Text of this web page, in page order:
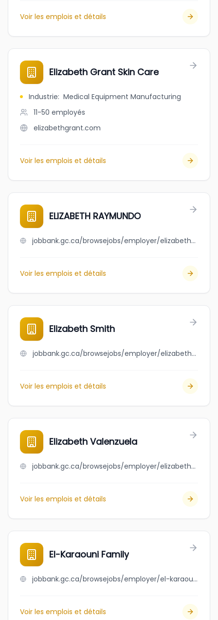
Voir les emplois et détails
Elizabeth Grant Skin Care
Industrie: Medical Equipment Manufacturing
11-50 employés
elizabethgrant.com
Voir les emplois et détails
ELIZABETH RAYMUNDO
jobbank.gc.ca/browsejobs/employer/elizabeth+raymundo/ca
Voir les emplois et détails
Elizabeth Smith
jobbank.gc.ca/browsejobs/employer/elizabeth+smith/ca
Voir les emplois et détails
Elizabeth Valenzuela
jobbank.gc.ca/browsejobs/employer/elizabeth+valenzuela/ca
Voir les emplois et détails
El-Karaouni Family
jobbank.gc.ca/browsejobs/employer/el-karaouni+family/ca
Voir les emplois et détails